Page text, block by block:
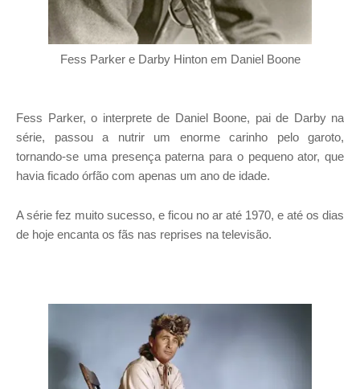
Fess Parker e Darby Hinton em Daniel Boone
Fess Parker, o interprete de Daniel Boone, pai de Darby na
série, passou a nutrir um enorme carinho pelo garoto,
tornando-se uma presença paterna para o pequeno ator, que
havia ficado órfão com apenas um ano de idade.
A série fez muito sucesso, e ficou no ar até 1970, e até os dias
de hoje encanta os fãs nas reprises na televisão.